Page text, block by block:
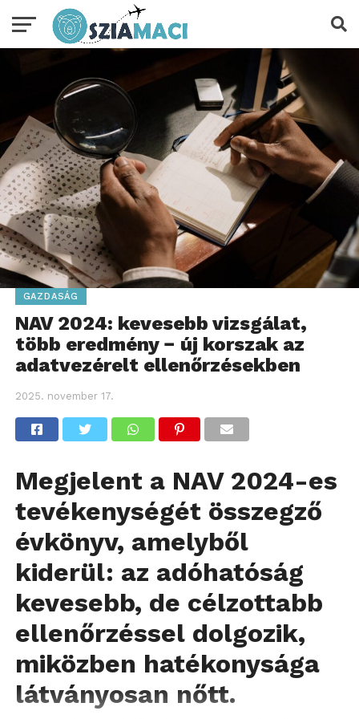
GAZDASÁG
NAV 2024: kevesebb vizsgálat,
több eredmény − új korszak az
adatvezérelt ellenőrzésekben
2025. november 17.
Megjelent a NAV 2024-es
tevékenységét összegző
évkönyv, amelyből
kiderül: az adóhatóság
kevesebb, de célzottabb
ellenőrzéssel dolgozik,
miközben hatékonysága
látványosan nőtt.